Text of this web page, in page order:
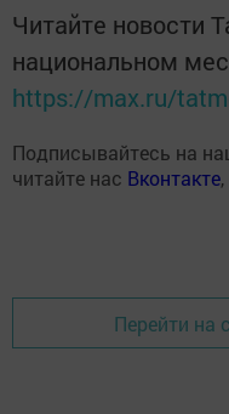
Читайте новости
национальном
https://max.ru/
Подписывайтесь на
читайте нас Вконтакте,
Перейти на